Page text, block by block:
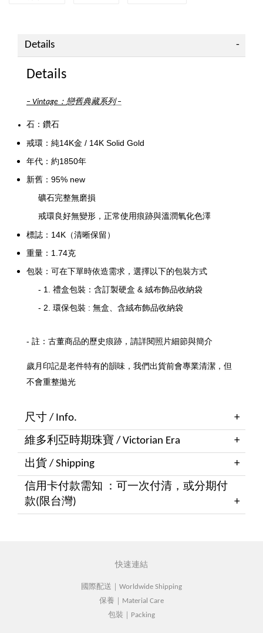
Details
Details
– Vintage ： 戀舊典藏系列–
石：鑽石
戒環 ：純14K金 / 14K Solid Gold
年代：約1850年
新舊：95% new
礦石完整無磨損
戒環良好無變形，正常使用痕跡與溫潤氧化色澤
標誌： 14K（清晰保留）
重量：1.74克
包裝：可在下單時依造需求，選擇以下的包裝方式
- 1. 禮盒包裝：含訂製硬盒 & 絨布飾品收納袋
- 2. 環保包裝 : 無盒、含絨布飾品收納袋
- 註：古董商品的歷史痕跡，請詳閱照片細節與簡介
歲月印記是老件特有的韻味，我們出貨前會專業清潔，但
不會重整拋光
尺寸 / Info.
維多利亞時期珠寶 / Victorian Era
出貨 / Shipping
信用卡付款需知 ：可一次付清，或分期付
款(限台灣)
快速連結
國際配送｜Worldwide Shipping
保養｜Material Care
包裝｜Packing